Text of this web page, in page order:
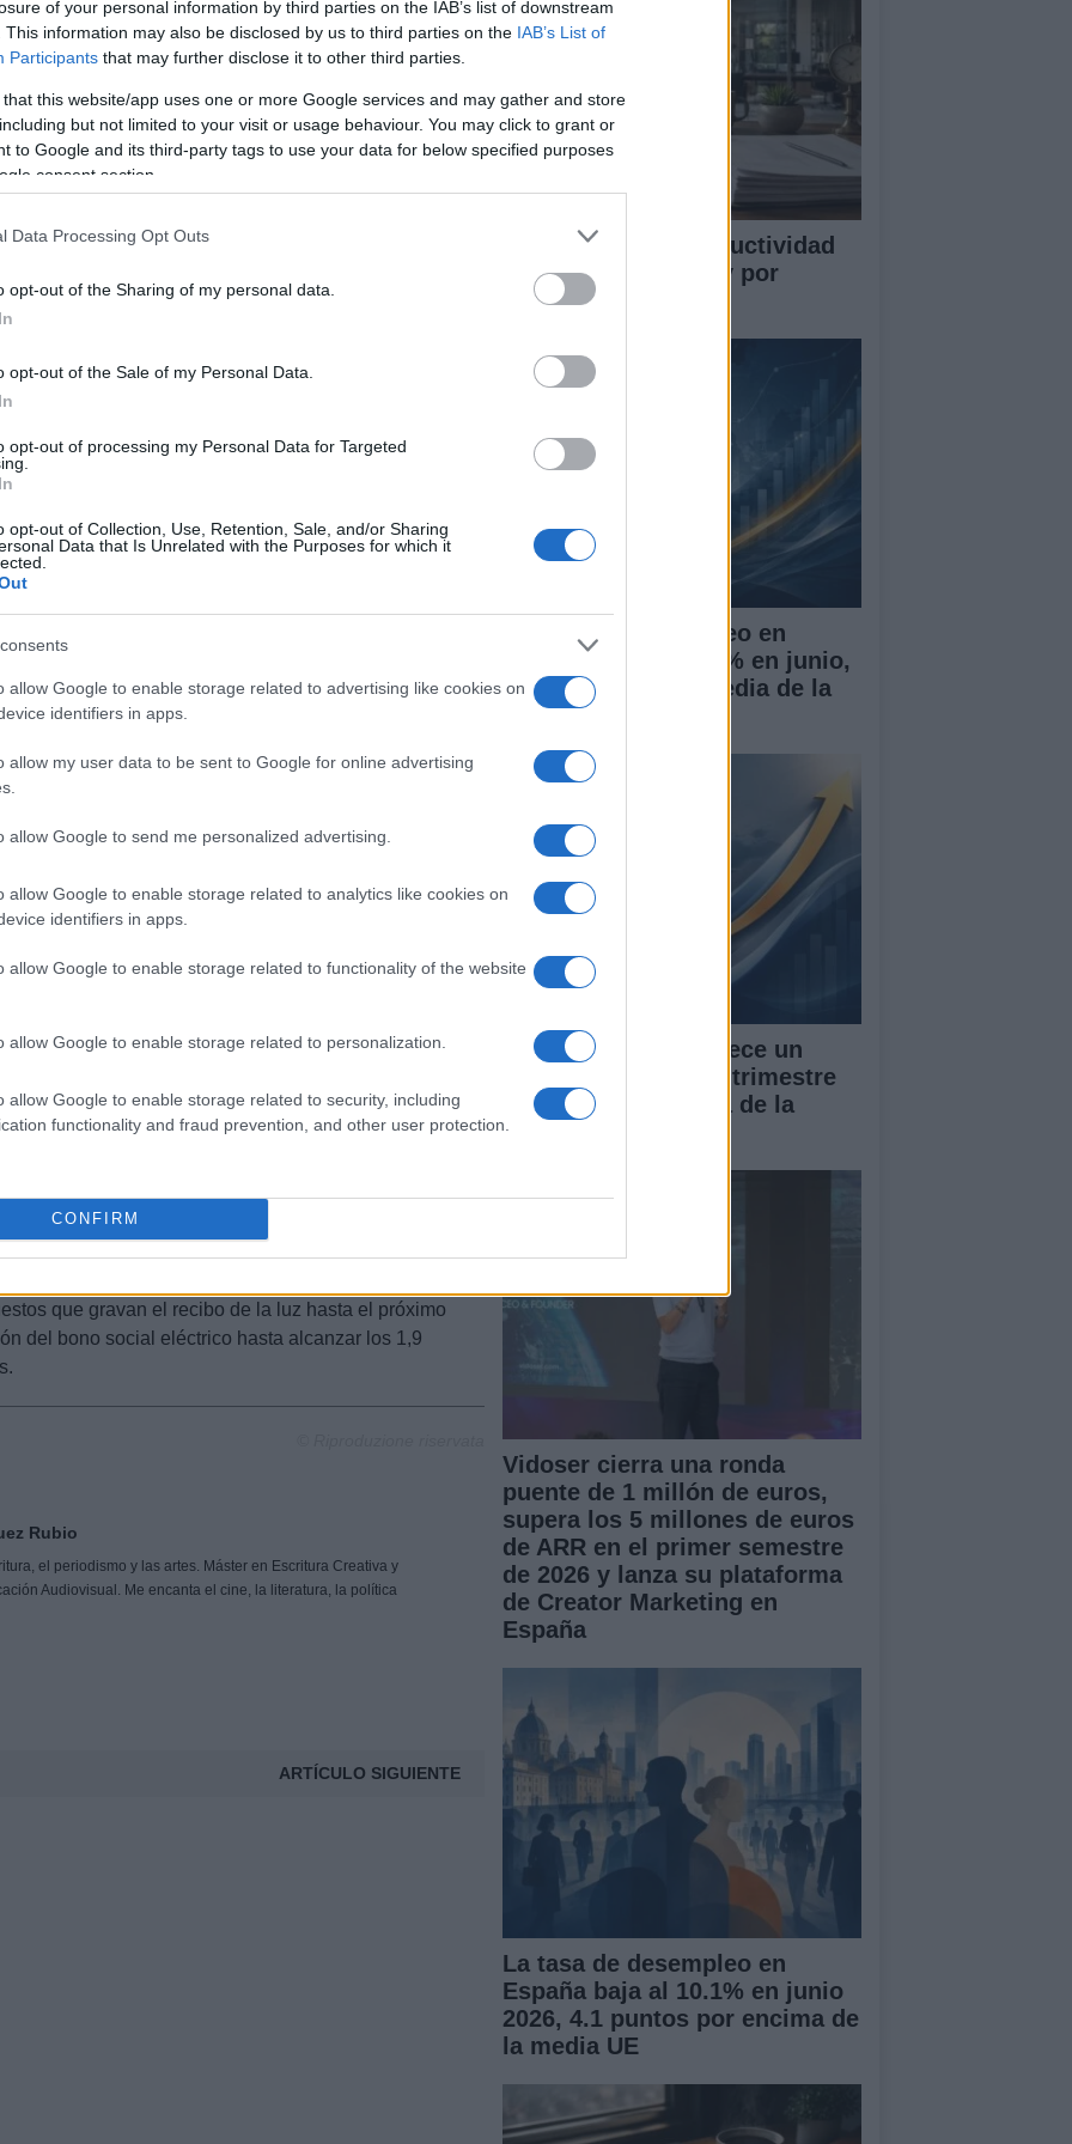
of your personal information by third parties on the IAB’s list of downstream
This information may also be disclosed by us to third parties on the IAB’s List of
Participants that may further disclose it to other third parties.
that this website/app uses one or more Google services and may gather and store
but not limited to your visit or usage behaviour. You may click to grant or
to Google and its third-party tags to use your data for below specified purposes
consent section.
Data Processing Opt Outs
opt-out of the Sharing of my personal data.
opt-out of the Sale of my Personal Data.
opt-out of processing my Personal Data for Targeted
opt-out of Collection, Use, Retention, Sale, and/or Sharing
Data that Is Unrelated with the Purposes for which it
allow Google to enable storage related to advertising like cookies on
identifiers in apps.
allow my user data to be sent to Google for online advertising
allow Google to send me personalized advertising.
allow Google to enable storage related to analytics like cookies on
identifiers in apps.
allow Google to enable storage related to functionality of the website
allow Google to enable storage related to personalization.
allow Google to enable storage related to security, including
functionality and fraud prevention, and other user protection.
CONFIRM
será el más bajo desde el 27 de diciembre de
96,08 euros/MWh.
por franjas horarias
18 de abril será entre las 21.00 horas y las
y el mínimo, de 45 euros/MWh, será entre las
con hace justo un año, el precio del ‘pool’
directamente en la tarifa regulada –el
acogidos casi 11 millones de hogares en el país, y
17 millones que tienen contratado su suministro en
electricidad
de los Mercados y la Competencia (CNMC) ha
de la espiral alcista de la energía, alrededor de
del PVPCa una tarifa en el mercado libre a
que incluye, entre otras medidas, la prórroga
que gravan el recibo de la luz hasta el próximo
del bono social eléctrico hasta alcanzar los 1,9
Rubio
el periodismo y las artes. Máster en Escritura Creativa y
Audiovisual. Me encanta el cine, la literatura, la política
ARTÍCULO SIGUIENTE
Cómo medir la productividad
por hora trabajada y por
trabajador
La tasa de desempleo en
España baja al 10,1% en junio,
por encima de la media de la
El PIB de España crece un
0.7% en el segundo trimestre
de 2026, por encima de la
media de la UE
Vidoser cierra una ronda
puente de 1 millón de euros,
supera los 5 millones de euros
de ARR en el primer semestre
de 2026 y lanza su plataforma
de Creator Marketing en
España
La tasa de desempleo en
España baja al 10.1% en junio
2026, 4.1 puntos por encima de
la media UE